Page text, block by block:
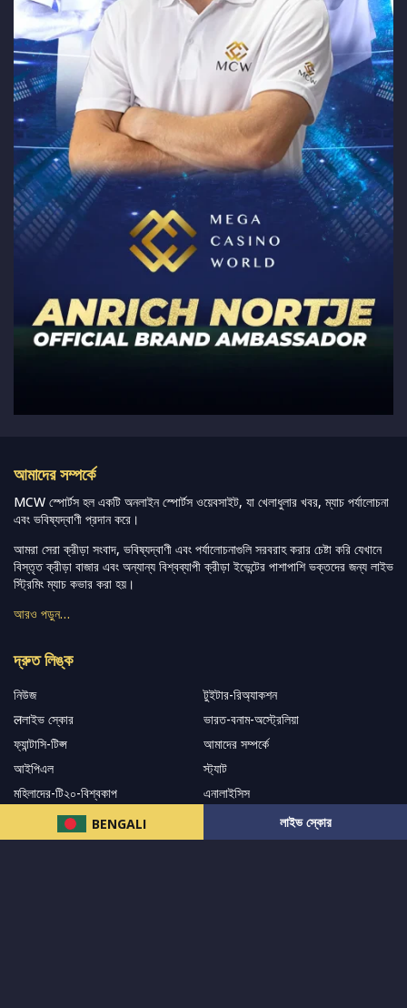
BENGALI লাইভ স্কোর
আমাদের সম্পর্কে
MCW স্পোর্টস হল একটি অনলাইন স্পোর্টস ওয়েবসাইট, যা খেলাধুলার খবর, ম্যাচ পর্যালোচনা
এবং ভবিষ্যদ্বাণী প্রদান করে।
আমরা সেরা ক্রীড়া সংবাদ, ভবিষ্যদ্বাণী এবং পর্যালোচনাগুলি সরবরাহ করার চেষ্টা করি যেখানে
বিস্তৃত ক্রীড়া বাজার এবং অন্যান্য বিশ্বব্যাপী ক্রীড়া ইভেন্টের পাশাপাশি ভক্তদের জন্য লাইভ
স্ট্রিমিং ম্যাচ কভার করা হয়।
আরও পড়ুন…
দ্রুত লিঙ্ক
নিউজ
টুইটার-রিঅ্যাকশন
लলাইভ স্কোর
ভারত-বনাম-অস্ট্রেলিয়া
ফ্যান্টাসি-টিপ্স
আমাদের সম্পর্কে
আইপিএল
স্ট্যাট
মহিলাদের-টি২০-বিশ্বকাপ
এনালাইসিস